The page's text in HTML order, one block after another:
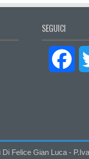
SEGUICI
Felice Gian Luca -